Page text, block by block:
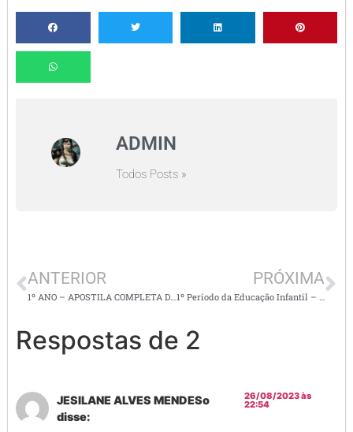
ADMIN
Todos Posts »
ANTERIOR PRÓXIMA
Respostas de 2
JESILANE ALVES MENDESo
disse:
26/08/2023 às
22:54